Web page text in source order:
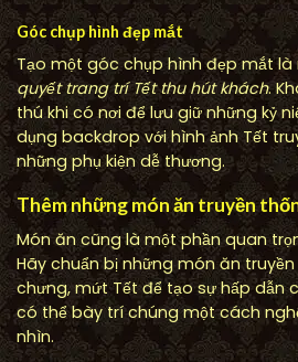
Góc chụp hình đẹp mắt
Tạo một góc chụp hình đẹp mắt
quyết trang trí Tết thu hút khách.
thú khi có nơi để lưu giữ những kỷ
dụng backdrop với hình ảnh Tết
những phụ kiện dễ thương.
Thêm những món ăn truyền
Món ăn cũng là một phần quan
Hãy chuẩn bị những món ăn
chưng, mứt Tết để tạo sự hấp dẫn
có thể bày trí chúng một cách
nhìn.